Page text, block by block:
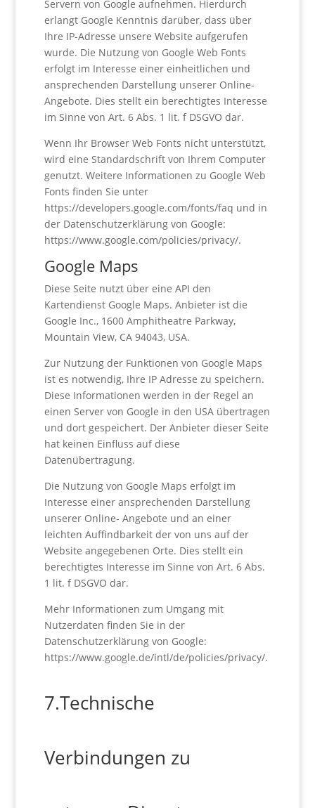
Servern von Google aufnehmen. Hierdurch
erlangt Google Kenntnis darüber, dass über
Ihre IP-Adresse unsere Website aufgerufen
wurde. Die Nutzung von Google Web Fonts
erfolgt im Interesse einer einheitlichen und
ansprechenden Darstellung unserer Online-
Angebote. Dies stellt ein berechtigtes Interesse
im Sinne von Art. 6 Abs. 1 lit. f DSGVO dar.
Wenn Ihr Browser Web Fonts nicht unterstützt,
wird eine Standardschrift von Ihrem Computer
genutzt. Weitere Informationen zu Google Web
Fonts finden Sie unter
https://developers.google.com/fonts/faq und in
der Datenschutzerklärung von Google:
https://www.google.com/policies/privacy/.
Google Maps
Diese Seite nutzt über eine API den
Kartendienst Google Maps. Anbieter ist die
Google Inc., 1600 Amphitheatre Parkway,
Mountain View, CA 94043, USA.
Zur Nutzung der Funktionen von Google Maps
ist es notwendig, Ihre IP Adresse zu speichern.
Diese Informationen werden in der Regel an
einen Server von Google in den USA übertragen
und dort gespeichert. Der Anbieter dieser Seite
hat keinen Einfluss auf diese
Datenübertragung.
Die Nutzung von Google Maps erfolgt im
Interesse einer ansprechenden Darstellung
unserer Online- Angebote und an einer
leichten Auffindbarkeit der von uns auf der
Website angegebenen Orte. Dies stellt ein
berechtigtes Interesse im Sinne von Art. 6 Abs.
1 lit. f DSGVO dar.
Mehr Informationen zum Umgang mit
Nutzerdaten finden Sie in der
Datenschutzerklärung von Google:
https://www.google.de/intl/de/policies/privacy/.
7.Technische
Verbindungen zu